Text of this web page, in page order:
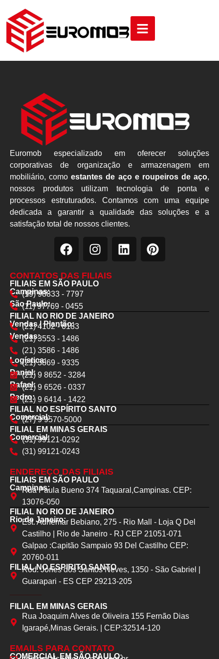
Euromob especializado em oferecer soluções
corporativas de organização e armazenagem em
mobiliário, comoestantes de aço e roupeiros de aço,
nossos produtos utilizam tecnologia de ponta e
processos estruturados. Contamos com uma equipe
dedicada a garantir a qualidade das soluções e a
satisfação total de nossos clientes.
CONTATOS DAS FILIAIS
FILIAIS EM SÃO PAULO
Campinas:
(19) 98833 - 7797
São Paulo:
(11) 97769 - 0455
FILIAL NO RIO DE JANEIRO
Vendas | Plantão:
(21) 4102 - 6183
Vendas:
(21) 3553 - 1486
(21) 3586 - 1486
Logística:
(21) 3869 - 9335
Daniel:(21) 9 8652 - 3284
Rafael:(21) 9 6526 - 0337
Pedro:(21) 9 6414 - 1422
FILIAL NO ESPÍRITO SANTO
Comercial:
(27) 9 9570-5000
FILIAL EM MINAS GERAIS
Comercial:
(31) 99121-0292
(31) 99121-0243
ENDEREÇO DAS FILIAIS
FILIAIS EM SÃO PAULO
Campinas:
Rua Paula Bueno 374 Taquaral,Campinas. CEP:
13076-050
FILIAL NO RIO DE JANEIRO
Rio de Janeiro:
Est. Adhemar Bebiano, 275 - Rio Mall - Loja Q Del
Castilho | Rio de Janeiro - RJ CEP 21051-071
Galpao :Capitão Sampaio 93 Del Castilho CEP:
20760-011
FILIAL NO ESPIRITO SANTO
Rod. Jones dos Santos Neves, 1350 - São Gabriel |
Guarapari - ES CEP 29213-205
FILIAL EM MINAS GERAIS
Rua Joaquim Alves de Oliveira 155 Fernão Dias
Igarapé,Minas Gerais. | CEP:32514-120
EMAILS PARA CONTATO
COMERCIAL EM SÃO PAULO: